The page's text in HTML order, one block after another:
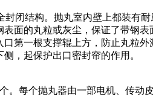
封闭结构。抛丸室内壁上都装有
面的丸粒或灰尘，保证了带钢表
第一根支撑辊上方，防止丸粒
，起保护出口密封帘的作用。
每个抛丸器由一部电机、传动